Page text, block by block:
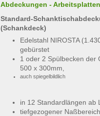
Abdeckungen - Arbeitsplatten
Standard-
(Schankdeck)
Edelstahl NIROSTA
gebürstet
1 oder 2 Spülbecken der
500 x 300mm,
auch spiegelbildlich
in 12 Standardlängen ab
tiefgezogener